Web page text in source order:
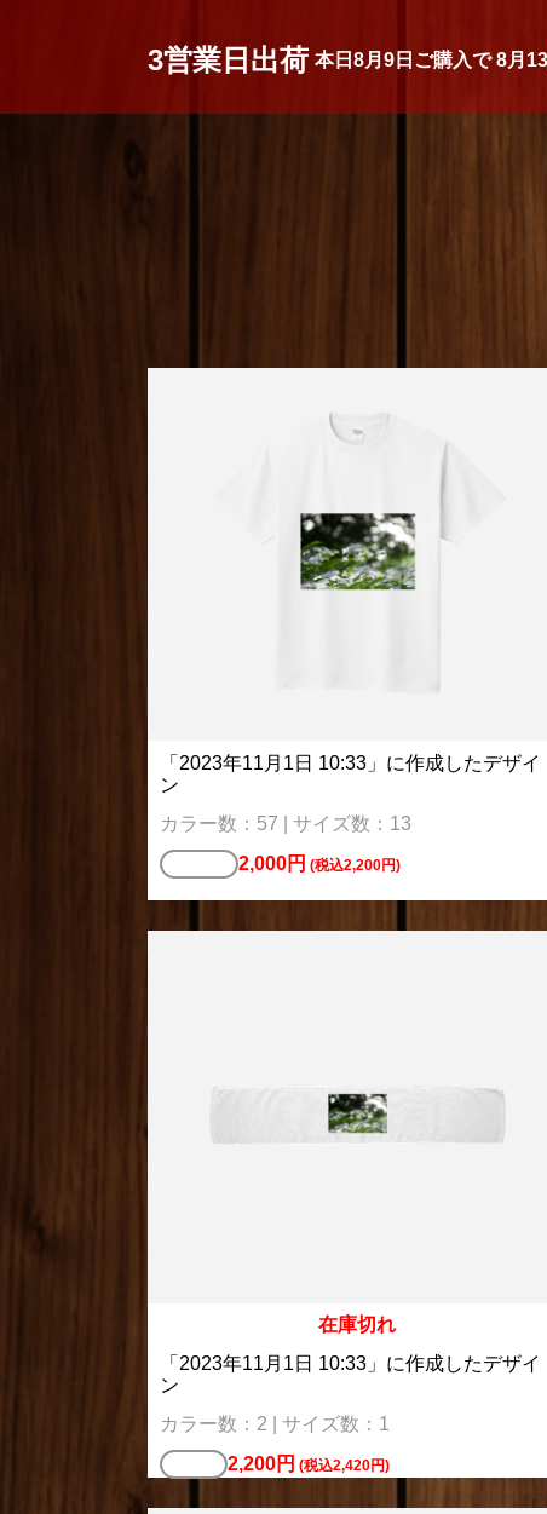
3営業日出荷 本日 8月9日 ご購入で8月13
「2023年11月1日 10:33」に作成したデザイ
ン
カラー数：57 | サイズ数：13
2,000円 (税込2,200円)
在庫切れ
「2023年11月1日 10:33」に作成したデザイ
ン
カラー数：2 | サイズ数：1
2,200円 (税込2,420円)